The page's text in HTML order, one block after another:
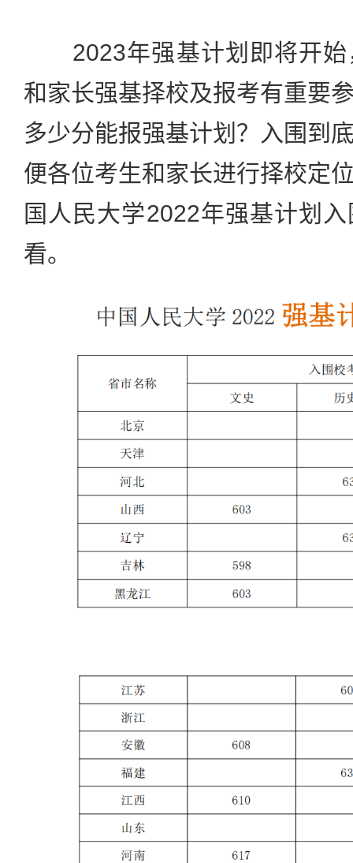
2023年强基计划即将开始
和家长强基择校及报考有重要
多少分能报强基计划？入围到
便各位考生和家长进行择校定
国人民大学2022年强基计划
看。